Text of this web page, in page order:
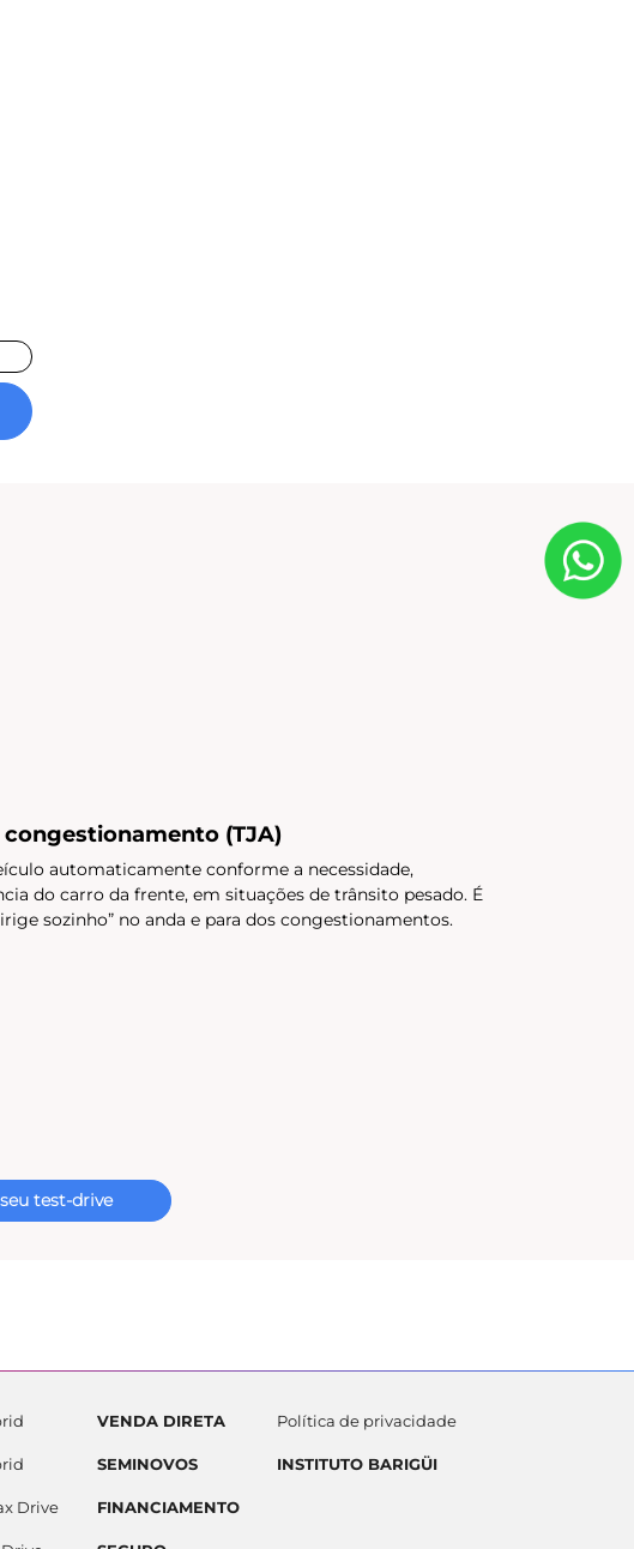
(TJA)
automaticamente conforme a necessidade,
do carro da frente, em situações de trânsito pesado. É
sozinho” no anda e para dos congestionamentos.
test-drive
Drive
VENDA DIRETA
SEMINOVOS
FINANCIAMENTO
Política de privacidade
INSTITUTO BARIGÜI